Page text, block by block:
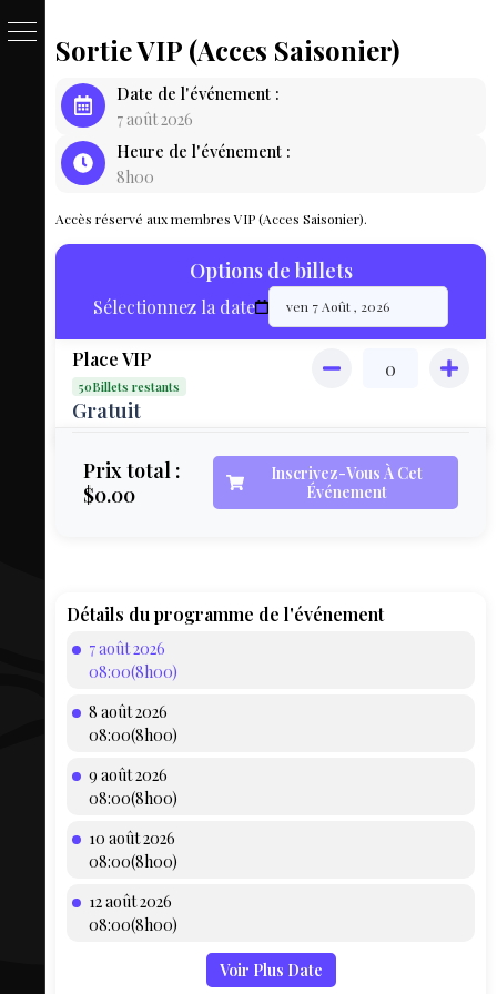
PASSE
BILLET
LIVE
MAP
MON
COMPTE
AEQ
Sortie VIP (Acces Saisonier)
Date de l'événement :
7 août 2026
Heure de l'événement :
8h00
Accès réservé aux membres VIP (Acces Saisonier).
Options de billets
Sélectionnez la date
Place VIP
50Billets restants
Gratuit
Prix total :
$0.00
Inscrivez-Vous À Cet
Événement
Détails du programme de l'événement
7 août 2026
08:00(8h00)
8 août 2026
08:00(8h00)
9 août 2026
08:00(8h00)
10 août 2026
08:00(8h00)
12 août 2026
08:00(8h00)
Voir Plus Date